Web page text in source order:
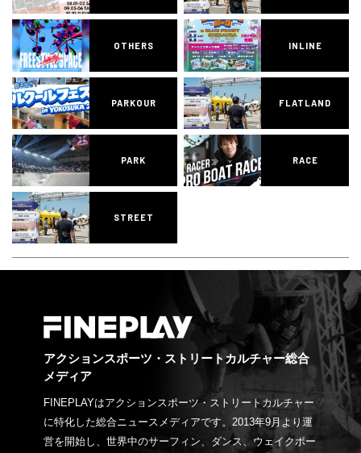
OTHERS INLINE
PARKOUR FLATLAND
PARK RACE
STREET
アクションスポーツ・ストリートカルチャー総合
メディア
FINEPLAYはアクションスポーツ・ストリートカルチャー
に特化した総合ニュースメディアです。2013年9月より運
営を開始し、世界中のサーフィン、ダンス、ウェイクボー